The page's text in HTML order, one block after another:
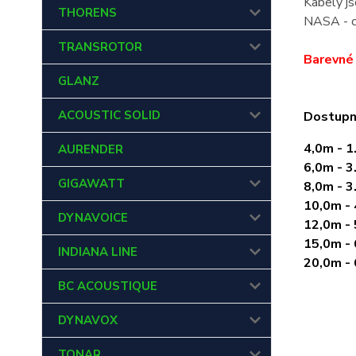
THORENS
TRANSROTOR
GLANZ
ACOUSTIC SOLID
AURENDER
GIGAWATT
DYNAVOICE
INDIANA LINE
BC ACOUSTIQUE
DYNAVOX
NASA -
4,0m -
6,0m -
8,0m -
10,0m -
12,0m -
15,0m -
20,0m -